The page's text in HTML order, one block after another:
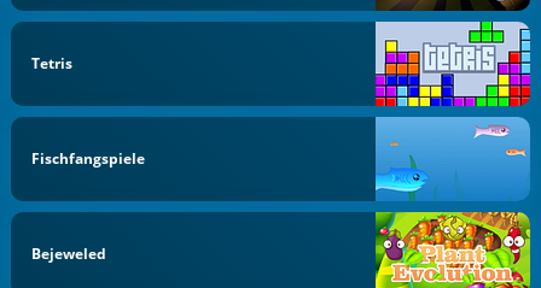
Tetris
Fischfangspiele
Bejeweled